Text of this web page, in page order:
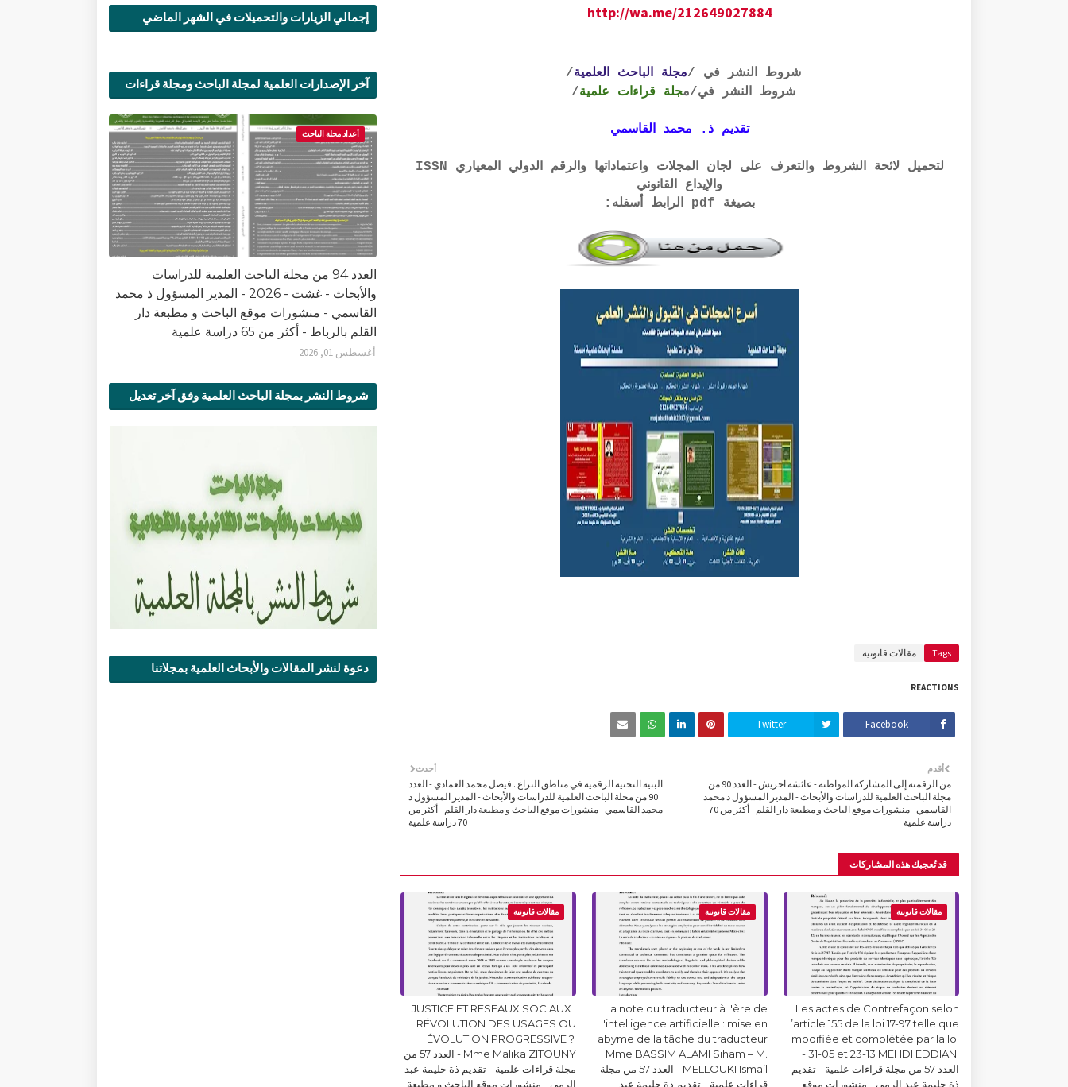
http://wa.me/212649027884
شروط النشر في /مجلة الباحث العلمية/
شروط النشر في/مجلة قراءات علمية/
تقديم ذ. محمد القاسمي
لتحميل لائحة الشروط والتعرف على لجان المجلات واعتماداتها والرقم الدولي المعياري ISSN
والإيداع القانوني
بصيغة pdf الرابط أسفله:
Tags مقالات قانونية
REACTIONS
Facebook
Twitter
أحدث
البنية التحتية الرقمية في مناطق النزاع . فيصل محمد العمادي - العدد
90 من مجلة الباحث العلمية للدراسات والأبحاث - المدير المسؤول ذ
محمد القاسمي - منشورات موقع الباحث و مطبعة دار القلم - أكثر من
70 دراسة علمية
أقدم
من الرقمنة إلى المشاركة المواطنة - عائشة احريش - العدد 90 من
مجلة الباحث العلمية للدراسات والأبحاث - المدير المسؤول ذ محمد
القاسمي - منشورات موقع الباحث و مطبعة دار القلم - أكثر من 70
دراسة علمية
قد تُعجبك هذه المشاركات
مقالات قانونية
Les actes de Contrefaçon selon
L’article 155 de la loi 17-97 telle que
modifiée et complétée par la loi
31-05 et 23-13 MEHDI EDDIANI -
العدد 57 من مجلة قراءات علمية - تقديم
ذة حليمة عبد الرمى - منشورات موقع
مقالات قانونية
La note du traducteur à l'ère de
l'intelligence artificielle : mise en
abyme de la tâche du traducteur
Mme BASSIM ALAMI Siham – M.
MELLOUKI Ismail - العدد 57 من مجلة
قراءات علمية - تقديم ذة حليمة عبد
مقالات قانونية
JUSTICE ET RESEAUX SOCIAUX :
RÉVOLUTION DES USAGES OU
ÉVOLUTION PROGRESSIVE ?.
Mme Malika ZITOUNY - العدد 57 من
مجلة قراءات علمية - تقديم ذة حليمة عبد
الرمى - منشورات موقع الباحث و مطبعة
إجمالي الزيارات والتحميلات في الشهر الماضي
آخر الإصدارات العلمية لمجلة الباحث ومجلة قراءات
أعداد مجلة الباحث
العدد 94 من مجلة الباحث العلمية للدراسات
والأبحاث - غشت - 2026 - المدير المسؤول ذ محمد
القاسمي - منشورات موقع الباحث و مطبعة دار
القلم بالرباط - أكثر من 65 دراسة علمية
أغسطس 01, 2026
شروط النشر بمجلة الباحث العلمية وفق آخر تعديل
دعوة لنشر المقالات والأبحاث العلمية بمجلاتنا